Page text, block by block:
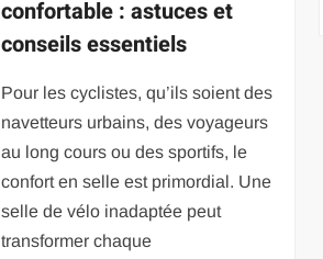
confortable : astuces et
conseils essentiels
Pour les cyclistes, qu’ils soient des
navetteurs urbains, des voyageurs
au long cours ou des sportifs, le
confort en selle est primordial. Une
selle de vélo inadaptée peut
transformer chaque